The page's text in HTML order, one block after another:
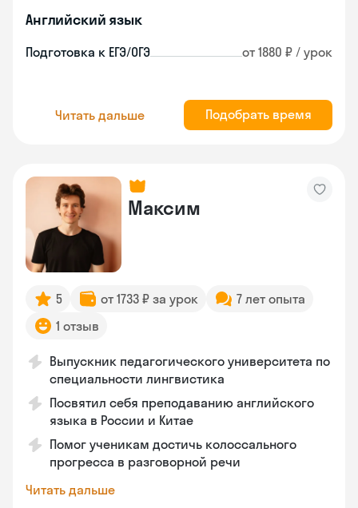
Английский язык
Подготовка к ЕГЭ/ОГЭ от 1880 ₽ / урок
Читать дальше Подобрать время
Максим
5 от 1733 ₽ за урок
7 лет опыта
1 отзыв
Выпускник педагогического университета по
специальности лингвистика
Посвятил себя преподаванию английского
языка в России и Китае
Помог ученикам достичь колоссального
прогресса в разговорной речи
Читать дальше